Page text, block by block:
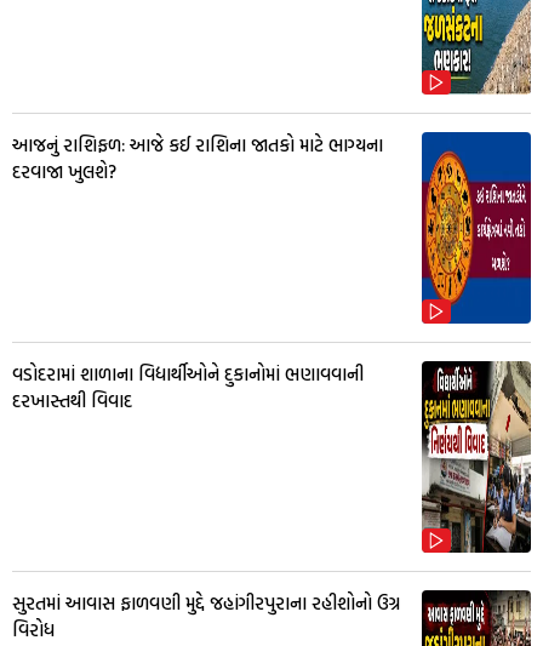
આજનું રાશિફળ: આજે કઈ રાશિના જાતકો માટે ભાગ્યના
દરવાજા ખુલશે?
વડોદરામાં શાળાના વિદ્યાર્થીઓને દુકાનોમાં ભણાવવાની
દરખાસ્તથી વિવાદ
સુરતમાં આવાસ ફાળવણી મુદ્દે જહાંગીરપુરાના રહીશોનો ઉગ્ર
વિરોધ